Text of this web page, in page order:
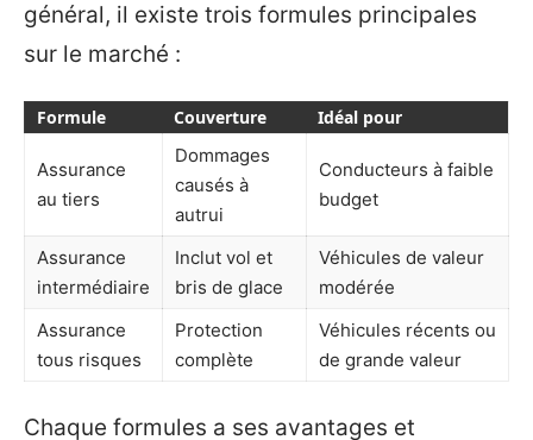
général, il existe trois formules principales
sur le marché :
Formule Couverture Idéal pour
Assurance
au tiers
Dommages
causés à
autrui
Conducteurs à faible
budget
Assurance
intermédiaire
Inclut vol et
bris de glace
Véhicules de valeur
modérée
Assurance
tous risques
Protection
complète
Véhicules récents ou
de grande valeur
Chaque formules a ses avantages et